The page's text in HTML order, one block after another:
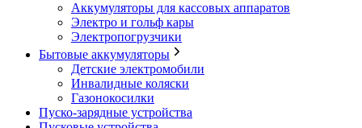
Аккумуляторы для кассовых аппаратов
Электро и гольф кары
Электропогрузчики
Бытовые аккумуляторы
Детские электромобили
Инвалидные коляски
Газонокосилки
Пуско-зарядные устройства